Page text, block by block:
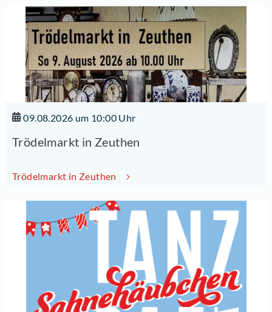
09.08.2026 um 10:00 Uhr
Trödelmarkt in Zeuthen
Trödelmarkt in Zeuthen